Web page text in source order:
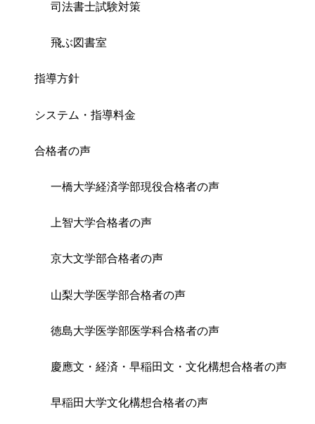
司法書士試験対策
飛ぶ図書室
指導方針
システム・指導料金
合格者の声
一橋大学経済学部現役合格者の声
上智大学合格者の声
京大文学部合格者の声
山梨大学医学部合格者の声
徳島大学医学部医学科合格者の声
慶應文・経済・早稲田文・文化構想合格者の声
早稲田大学文化構想合格者の声